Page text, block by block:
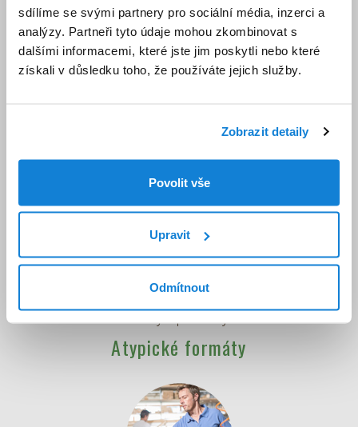
sdílíme se svými partnery pro sociální média, inzerci a
analýzy. Partneři tyto údaje mohou zkombinovat s
dalšími informacemi, které jste jim poskytli nebo které
získali v důsledku toho, že používáte jejich služby.
Zobrazit detaily
Povolit vše
Upravit
Odmítnout
Jsme mladá a dynamicky se rozvíjející společnost,
zaměřená na výrobu a prodej palet, exportních beden
z masivního dřeva i plošných materiálů jako jsou OSB
Atypické formáty